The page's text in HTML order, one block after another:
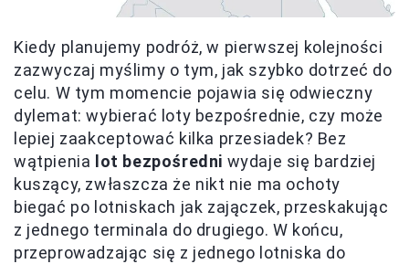
Kiedy planujemy podróż, w pierwszej kolejności
zazwyczaj myślimy o tym, jak szybko dotrzeć do
celu. W tym momencie pojawia się odwieczny
dylemat: wybierać loty bezpośrednie, czy może
lepiej zaakceptować kilka przesiadek? Bez
wątpienia
lot bezpośredni wydaje się bardziej
kuszący, zwłaszcza że nikt nie ma ochoty
biegać po lotniskach jak zajączek, przeskakując
z jednego terminala do drugiego. W końcu,
przeprowadzając się z jednego lotniska do